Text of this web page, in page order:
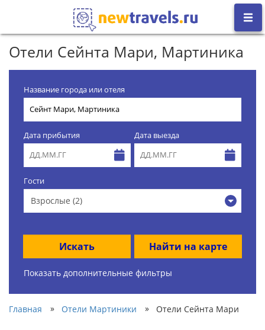
Отели Сейнта Мари, Мартиника
Название города или отеля
Дата прибытия Дата выезда
Гости
Взрослые (2)
Искать Найти на карте
Показать дополнительные фильтры
Главная » Отели Мартиники » Отели Сейнта Мари